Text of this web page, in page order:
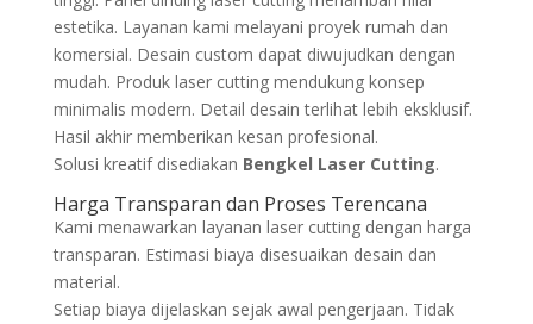
estetika. Layanan kami melayani proyek rumah dan
komersial. Desain custom dapat diwujudkan dengan
mudah. Produk laser cutting mendukung konsep
minimalis modern. Detail desain terlihat lebih eksklusif.
Hasil akhir memberikan kesan profesional.
Solusi kreatif disediakan Bengkel Laser Cutting.
Harga Transparan dan Proses Terencana
Kami menawarkan layanan laser cutting dengan harga
transparan. Estimasi biaya disesuaikan desain dan
material.
Setiap biaya dijelaskan sejak awal pengerjaan. Tidak